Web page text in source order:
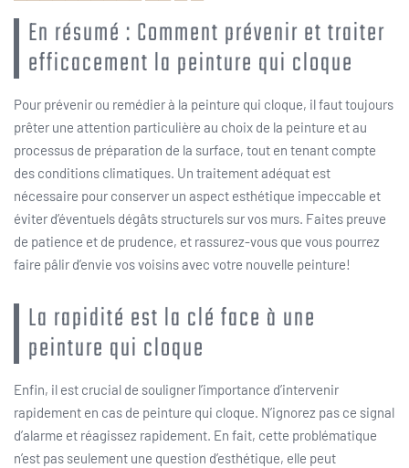
En résumé : Comment prévenir et traiter
efficacement la peinture qui cloque
Pour prévenir ou remédier à la peinture qui cloque, il faut toujours
prêter une attention particulière au choix de la peinture et au
processus de préparation de la surface, tout en tenant compte
des conditions climatiques. Un traitement adéquat est
nécessaire pour conserver un aspect esthétique impeccable et
éviter d’éventuels dégâts structurels sur vos murs. Faites preuve
de patience et de prudence, et rassurez-vous que vous pourrez
faire pâlir d’envie vos voisins avec votre nouvelle peinture!
La rapidité est la clé face à une
peinture qui cloque
Enfin, il est crucial de souligner l’importance d’intervenir
rapidement en cas de peinture qui cloque. N’ignorez pas ce signal
d’alarme et réagissez rapidement. En fait, cette problématique
n’est pas seulement une question d’esthétique, elle peut